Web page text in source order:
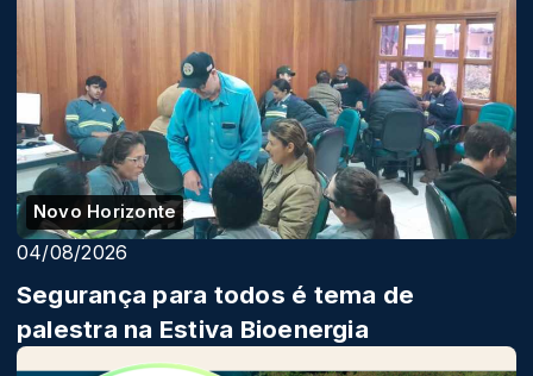
Novo Horizonte
04/08/2026
Segurança para todos é tema de
palestra na Estiva Bioenergia